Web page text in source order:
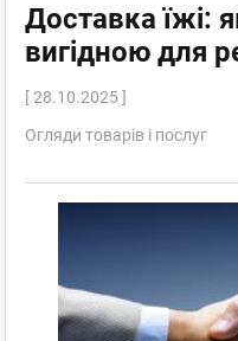
Доставка їжі:
вигідною для
[ 28.10.2025 ]
Огляди товарів і послуг